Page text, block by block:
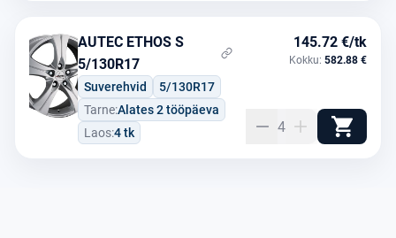
AUTEC ETHOS S
5/130R17
Suverehvid
5/130R17
Tarne:Alates 2 tööpäeva
Laos:4 tk
145.72 €/tk
Kokku: 582.88 €
4